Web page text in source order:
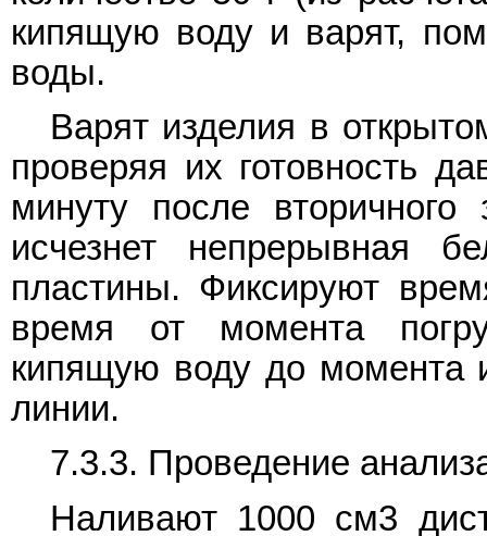
кипящую воду и варят,
воды.
Варят изделия в
проверяя их готовность
минуту после
исчезнет непрерывная
пластины. Фиксируют
время от момента
кипящую воду до момента
линии.
7.3.3. Проведение
Наливают 1000 см3